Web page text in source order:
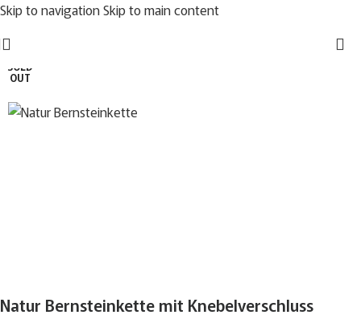
Skip to navigationSkip to main content
SOLD
OUT
Natur Bernsteinkette mit Knebelverschluss